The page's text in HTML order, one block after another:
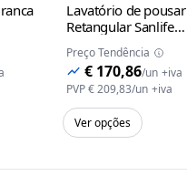
Lavatório de pousar
Retangular Sanlife
Sanindusa
60x35
Preço Tendência
€ 170,86/un +iva
PVP€ 209,83/un +iva
Ver opções